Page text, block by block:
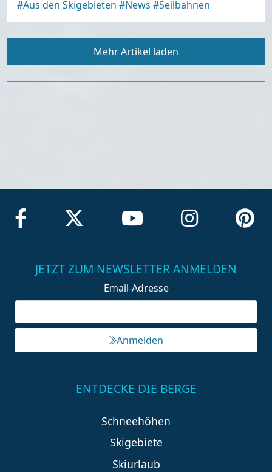
#Aus den Skigebieten #News #Seilbahnen
Mehr Artikel laden
JETZT ZUM NEWSLETTER ANMELDEN
Email-Adresse
Anmelden
ENTDECKE DIE BERGE
Schneehöhen
Skigebiete
Skiurlaub